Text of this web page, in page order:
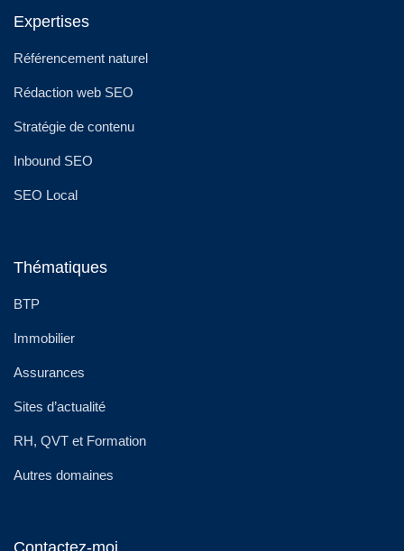
Expertises
Référencement naturel
Rédaction web SEO
Stratégie de contenu
Inbound SEO
SEO Local
Thématiques
BTP
Immobilier
Assurances
Sites d’actualité
RH, QVT et Formation
Autres domaines